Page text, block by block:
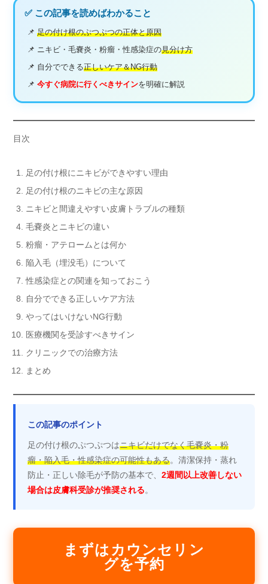
✅ この記事を読めばわかること
📌 足の付け根のぷつぷつの正体と原因
📌 ニキビ・毛嚢炎・粉瘤・性感染症の見分け方
📌 自分でできる正しいケア＆NG行動
📌 今すぐ病院に行くべきサインを明確に解説
目次
足の付け根にニキビができやすい理由
足の付け根のニキビの主な原因
ニキビと間違えやすい皮膚トラブルの種類
毛嚢炎とニキビの違い
粉瘤・アテロームとは何か
陥入毛（埋没毛）について
性感染症との関連を知っておこう
自分でできる正しいケア方法
やってはいけないNG行動
医療機関を受診すべきサイン
クリニックでの治療方法
まとめ
この記事のポイント
足の付け根のぷつぷつはニキビだけでなく毛嚢炎・粉
瘤・陥入毛・性感染症の可能性もある。清潔保持・蒸れ
防止・正しい除毛が予防の基本で、 2週間以上改善しない
場合は皮膚科受診が推奨される。
まずはカウンセリン
グを予約